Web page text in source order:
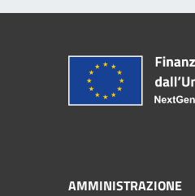
AMMINISTRAZIONE